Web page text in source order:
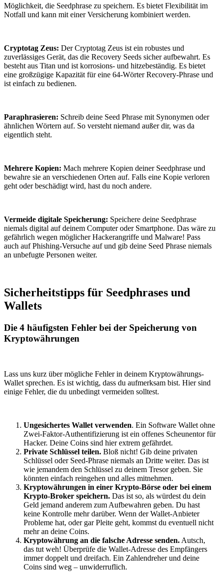
Möglichkeit, die Seedphrase zu speichern. Es bietet Flexibilität im
Notfall und kann mit einer Versicherung kombiniert werden.
Cryptotag Zeus: Der Cryptotag Zeus ist ein robustes und
zuverlässiges Gerät, das die Recovery Seeds sicher aufbewahrt. Es
besteht aus Titan und ist korrosions- und hitzebeständig. Es bietet
eine großzügige Kapazität für eine 64-Wörter Recovery-Phrase und
ist einfach zu bedienen.
Paraphrasieren: Schreib deine Seed Phrase mit Synonymen oder
ähnlichen Wörtern auf. So versteht niemand außer dir, was da
eigentlich steht.
Mehrere Kopien: Mach mehrere Kopien deiner Seedphrase und
bewahre sie an verschiedenen Orten auf. Falls eine Kopie verloren
geht oder beschädigt wird, hast du noch andere.
Vermeide digitale Speicherung: Speichere deine Seedphrase
niemals digital auf deinem Computer oder Smartphone. Das wäre zu
gefährlich wegen möglicher Hackerangriffe und Malware! Pass
auch auf Phishing-Versuche auf und gib deine Seed Phrase niemals
an unbefugte Personen weiter.
Sicherheitstipps für Seedphrases und
Wallets
Die 4 häufigsten Fehler bei der Speicherung von
Kryptowährungen
Lass uns kurz über mögliche Fehler in deinem Kryptowährungs-
Wallet sprechen. Es ist wichtig, dass du aufmerksam bist. Hier sind
einige Fehler, die du unbedingt vermeiden solltest.
Ungesichertes Wallet verwenden. Ein Software Wallet ohne
Zwei-Faktor-Authentifizierung ist ein offenes Scheunentor für
Hacker. Deine Coins sind hier extrem gefährdet.
Private Schlüssel teilen. Bloß nicht! Gib deine privaten
Schlüssel oder Seed-Phrase niemals an Dritte weiter. Das ist
wie jemandem den Schlüssel zu deinem Tresor geben. Sie
könnten einfach reingehen und alles mitnehmen.
Kryptowährungen in einer Krypto-Börse oder bei einem
Krypto-Broker speichern. Das ist so, als würdest du dein
Geld jemand anderem zum Aufbewahren geben. Du hast
keine Kontrolle mehr darüber. Wenn der Wallet-Anbieter
Probleme hat, oder gar Pleite geht, kommst du eventuell nicht
mehr an deine Coins.
Kryptowährung an die falsche Adresse senden. Autsch,
das tut weh! Überprüfe die Wallet-Adresse des Empfängers
immer doppelt und dreifach. Ein Zahlendreher und deine
Coins sind weg – unwiderruflich.